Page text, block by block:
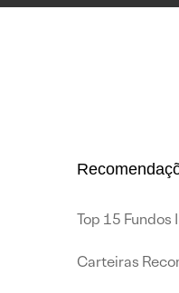
Top 15 Fundos
Carteiras